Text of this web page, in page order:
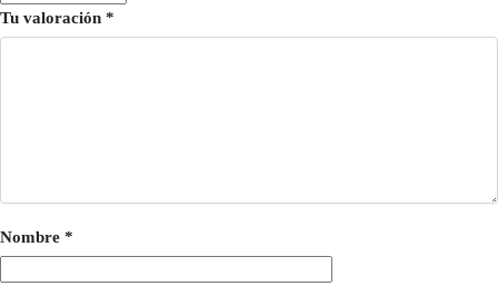
Tu valoración *
Nombre *